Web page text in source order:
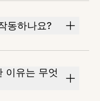
동하나요?
이유는 무엇